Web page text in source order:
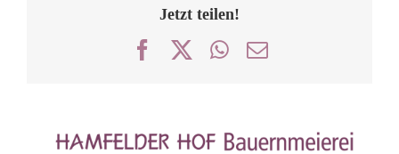
Jetzt teilen!
FacebookWhatsApp
E-